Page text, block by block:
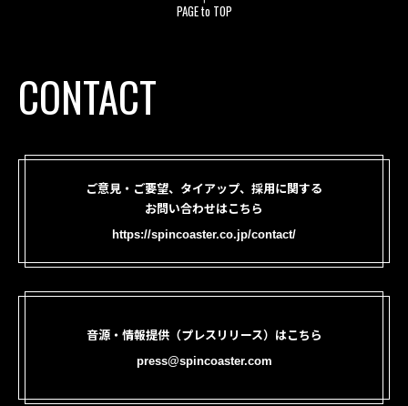
PAGE to TOP
CONTACT
ご意見・ご要望、タイアップ、採用に関する
お問い合わせはこちら
https://spincoaster.co.jp/contact/
音源・情報提供（プレスリリース）はこちら
press@spincoaster.com